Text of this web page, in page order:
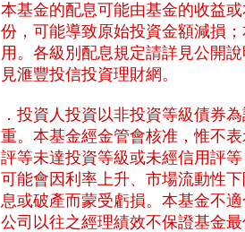
本基金的配息可能由基金的收益
份，可能導致原始投資金額減損
用。各級別配息規定請詳見公開
見滙豐投信投資理財網。
．投資人投資以非投資等級債券
重。本基金經金管會核准，惟不
評等未達投資等級或未經信用評
可能會因利率上升、市場流動性
息或破產而蒙受虧損。本基金不
公司以往之經理績效不保證基金